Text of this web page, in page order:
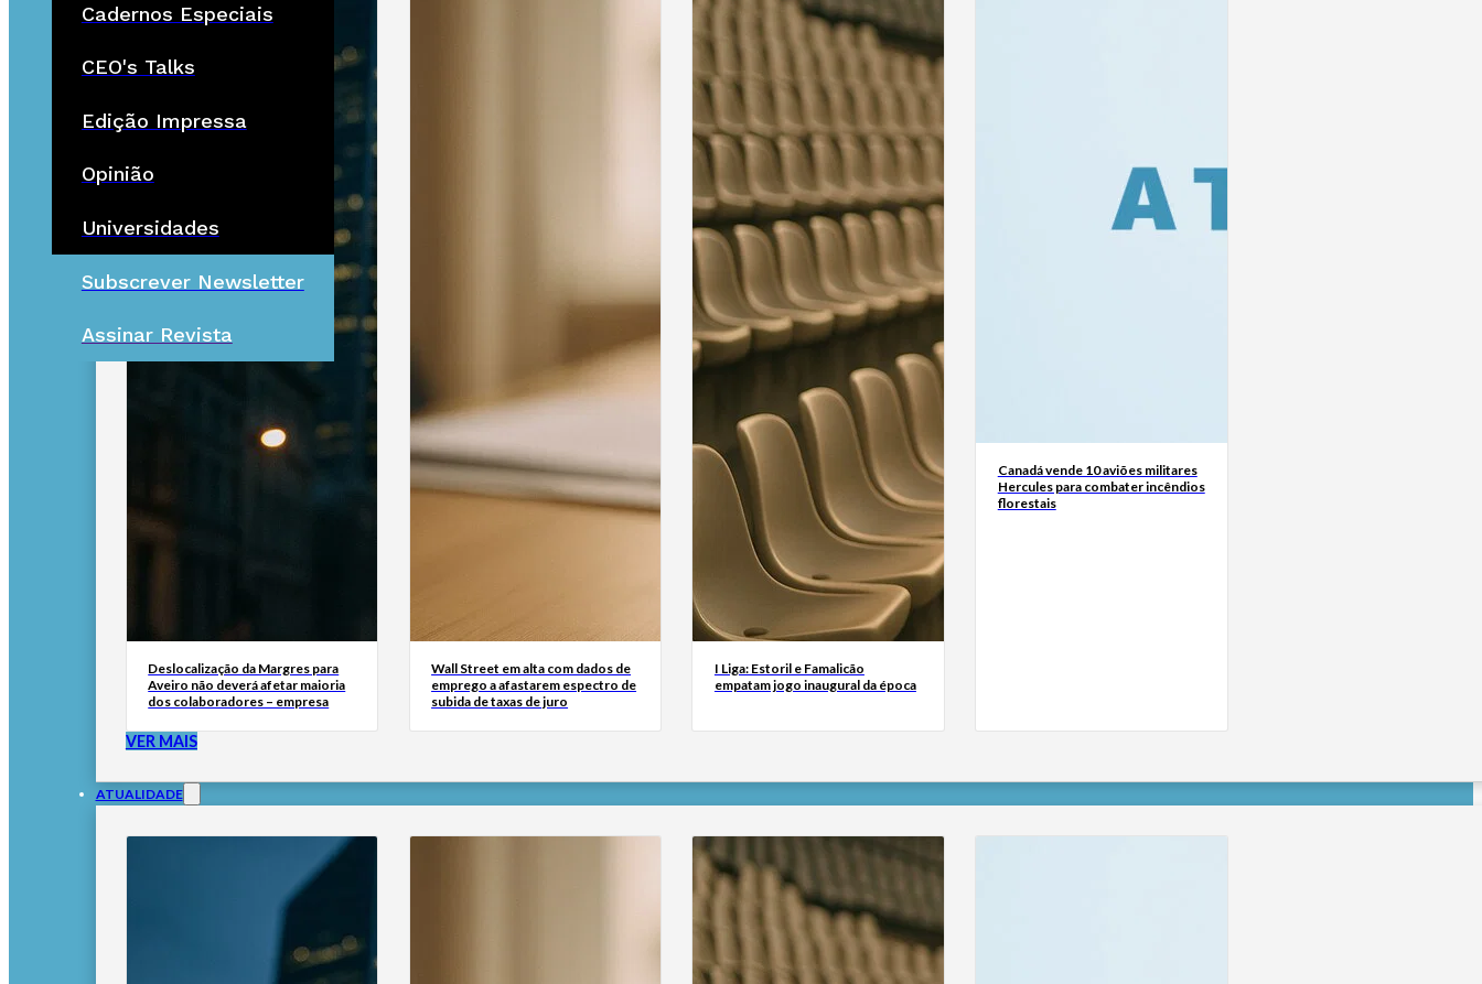
Cadernos Especiais
CEO's Talks
Edição Impressa
Opinião
Universidades
Subscrever Newsletter
Assinar Revista
Deslocalização da Margres para
Aveiro não deverá afetar maioria
dos colaboradores – empresa
Wall Street em alta com dados de
emprego a afastarem espectro de
subida de taxas de juro
I Liga: Estoril e Famalicão
empatam jogo inaugural da época
Canadá vende 10 aviões militares
Hercules para combater incêndios
florestais
VER MAIS
ATUALIDADE